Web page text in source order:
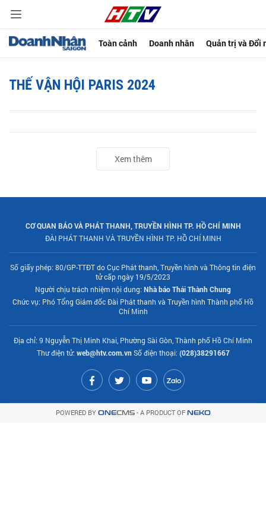
Toàn cảnh Doanh nhân Quản trị và Đổi
THẾ VẬN HỘI PARIS 2024
Xem thêm
CƠ QUAN BÁO VÀ PHÁT THANH, TRUYỀN HÌNH TP. HỒ CHÍ MINH
ĐÀI PHÁT THANH VÀ TRUYỀN HÌNH TP. HỒ CHÍ MINH
Số giấy phép: 80/GP-TTĐT do Cục Phát thanh, Truyền hình và Thông tin điện
tử cấp ngày 19/5/2023
Người chịu trách nhiệm nội dung: Nhà báo Thái Thành Chung
Chức vụ: Phó Tổng Giám đốc Đài Phát thanh và Truyền hình Thành phố Hồ
Chí Minh
Địa chỉ: 9 Nguyễn Thị Minh Khai, Phường Sài Gòn, Thành phố Hồ Chí Minh
Thư điện tử: web@htv.com.vnSố điện thoại: (028)38291667
POWERED BY ONECMS- A PRODUCT OF NEKO